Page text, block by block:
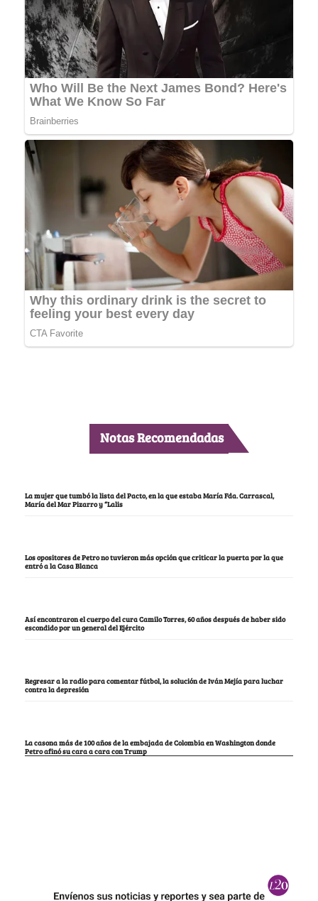
Notas Recomendadas
La mujer que tumbó la lista del Pacto, en la que estaba María Fda. Carrascal,
María del Mar Pizarro y “Lalis
Los opositores de Petro no tuvieron más opción que criticar la puerta por la que
entró a la Casa Blanca
Así encontraron el cuerpo del cura Camilo Torres, 60 años después de haber sido
escondido por un general del Ejército
Regresar a la radio para comentar fútbol, la solución de Iván Mejía para luchar
contra la depresión
La casona más de 100 años de la embajada de Colombia en Washington donde
Petro afinó su cara a cara con Trump